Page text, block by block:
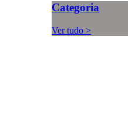
Categoria
Ver tudo >